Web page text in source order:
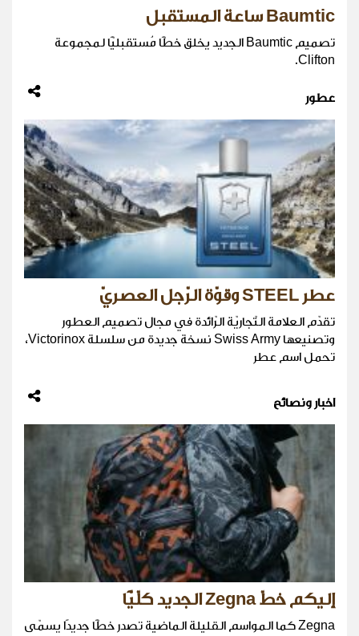
Baumtic ساعة المستقبل
تصميم Baumtic الجديد يخلق خطًّا مُستقبليًّا لمجموعة
Clifton.
عطور
عطر STEEL وقوّة الرّجل العصريّ
تقدّم العلامة التّجاريّة الرّائدة في مجال تصميم العطور
وتصنيعها Swiss Army نسخة جديدة من سلسلة Victorinox،
تحمل اسم عطر
اخبار ونصائح
إليكم خطّ Zegna الجديد كلّيًّا
Zegna كما المواسم القليلة الماضية تصدر خطًّا جديدًا يسمّى